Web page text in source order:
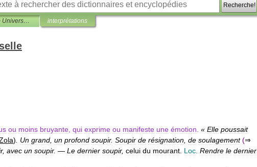
Recherche!
Encyclopédie Universelle interprétations
ou moins bruyante qui exprime ou manifeste une émotion « Elle poussait
) Un grand un profond soupir. Soupir de résignation de soulagement (⇒
, avec un soupir. — Le dernier soupir, celui du mourant Loc Rendre le dernier